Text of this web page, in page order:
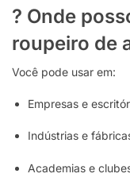
? Onde
roupeiro de
Você pode usar em:
Empresas e
Indústrias e
Academias e